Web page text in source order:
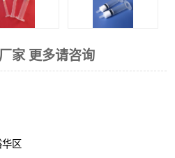
家 更多请咨询
华区